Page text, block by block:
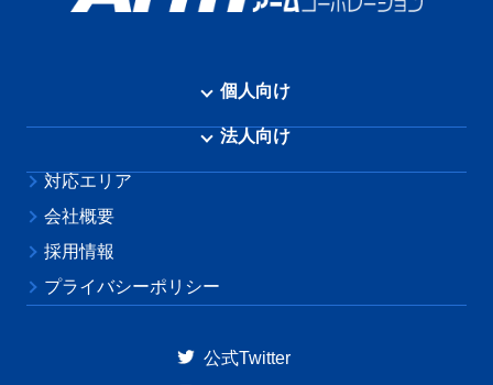
個人向け
引越し運搬
ゴミ屋敷清掃
家具移動
複合サービス
遺品整理
草刈り・草抜き・除草シート・剪定・伐採
法人向け
警備・交通誘導サービス
各種管理サービス
法人不用品回収
対応エリア
会社概要
採用情報
プライバシーポリシー
公式Twitter